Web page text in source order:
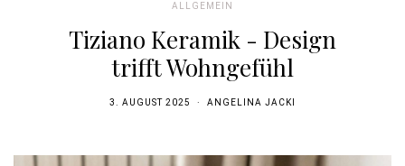
ALLGEMEIN
Tiziano Keramik - Design
trifft Wohngefühl
3. AUGUST 2025 ANGELINA JACKI